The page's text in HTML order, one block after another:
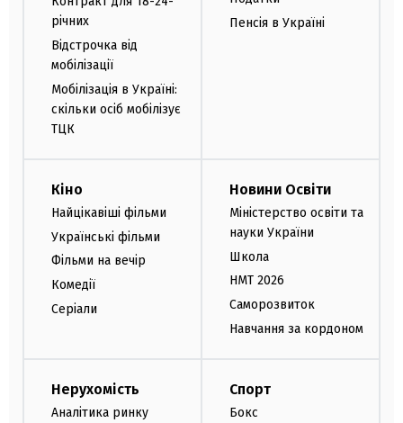
річних
Відстрочка від
мобілізації
Мобілізація в Україні:
скільки осіб мобілізує
ТЦК
Пенсія в Україні
Кіно
Найцікавіші фільми
Українські фільми
Фільми на вечір
Комедії
Серіали
Новини Освіти
Міністерство освіти та
науки України
Школа
НМТ 2026
Саморозвиток
Навчання за кордоном
Нерухомість
Аналітика ринку
Спорт
Бокс